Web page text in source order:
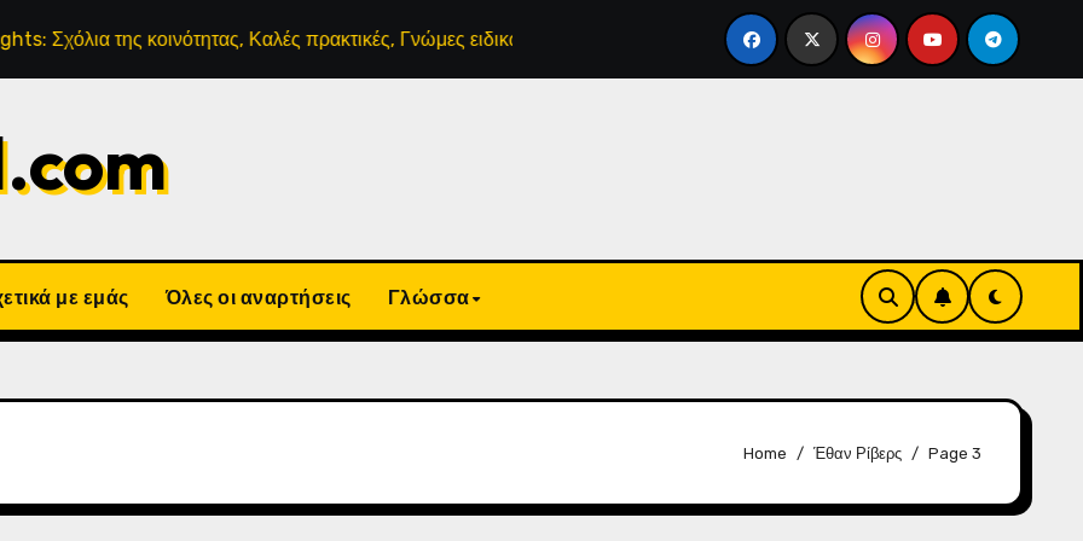
κοινότητας, Καλές πρακτικές, Γνώμες ειδικών Μηνιαία Μπόνους Σύνδεσης στο Yu-Gi-Oh! Duel Links: Δομή
με εμάς Όλες οι αναρτήσεις Γλώσσα
Home Έθαν Ρίβερς Page 3